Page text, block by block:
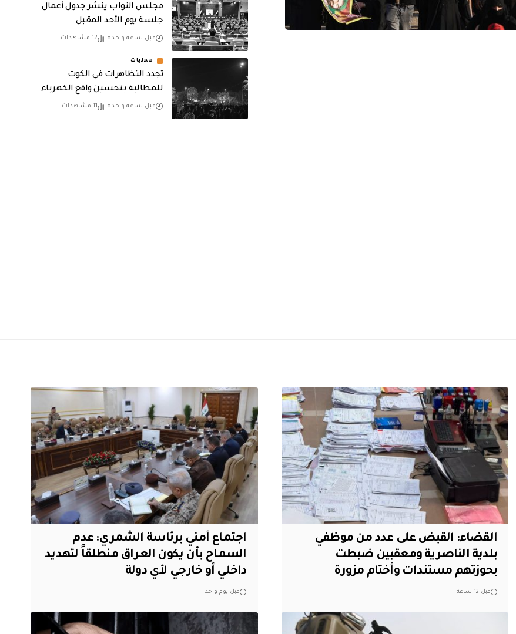
مجلس النواب ينشر جدول أعمال
جلسة يوم الأحد المقبل
قبل ساعة واحدة 12 مشاهدات
محليات
تجدد التظاهرات في الكوت
للمطالبة بتحسين واقع الكهرباء
قبل ساعة واحدة 11 مشاهدات
القضاء: القبض على عدد من موظفي
بلدية الناصرية ومعقبين ضبطت
بحوزتهم مستندات وأختام مزورة
قبل 12 ساعة
اجتماع أمني برئاسة الشمري: عدم
السماح بأن يكون العراق منطلقاً لتهديد
داخلي أو خارجي لأي دولة
قبل يوم واحد